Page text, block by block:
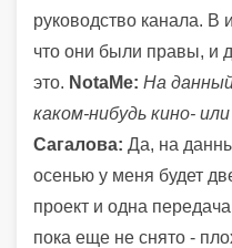
руководство канала. В
что они были правы, и
это. NotaMe: На
каком-нибудь кино-
Сагалова: Да, на
осенью у меня будет
проект и одна
пока еще не снято -